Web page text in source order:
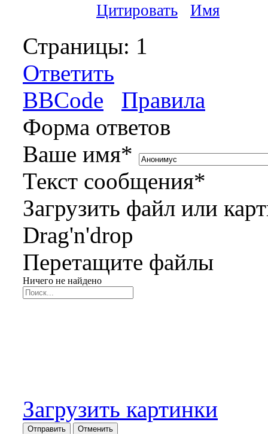
Цитировать
Имя
Страницы: 1
Ответить
BBCode
Правила
Форма ответов
Ваше имя*
Текст сообщения*
Загрузить файл или
Drag'n'drop
Перетащите файлы
Ничего не найдено
Загрузить картинки
Отправить Отменить